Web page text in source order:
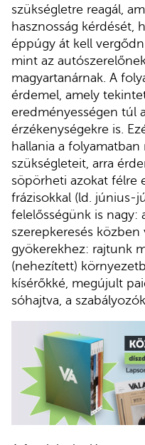
szükségletre reagál,
hasznosság kérdését,
éppúgy át kell
mint az
magyartanárnak. A
érdemel, amely
eredményességen túl
érzékenységekre is.
hallania a
szükségleteit, arra
söpörheti azokat félre
frázisokkal (ld. június-
felelősségünk is nagy:
szerepkeresés közben
gyökerekhez: rajtunk
(nehezített)
kísérőkké, megújult
sóhajtva, a